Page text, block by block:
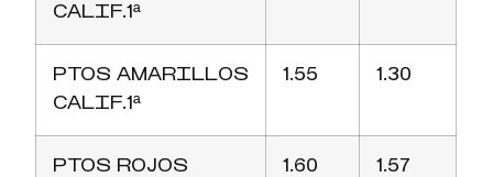
CALIF.1ª
PTOS AMARILLOS
CALIF.1ª
1.55 1.30
PTOS ROJOS
1.60 1.57